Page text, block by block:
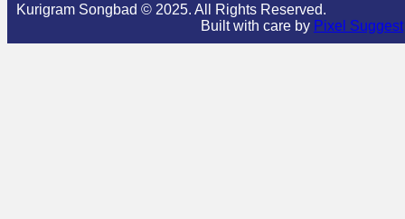
Kurigram Songbad © 2025. All Rights Reserved.
Built with care by Pixel Suggest